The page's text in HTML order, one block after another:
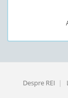
Despre REI |